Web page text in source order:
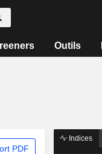
Outils
PDF
Indices